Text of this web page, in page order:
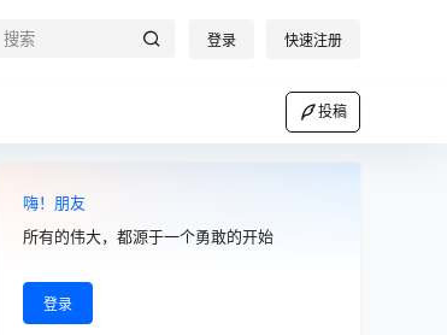
登录 快速注册
投稿
嗨！朋友
所有的伟大，都源于一个勇敢的开始
登录